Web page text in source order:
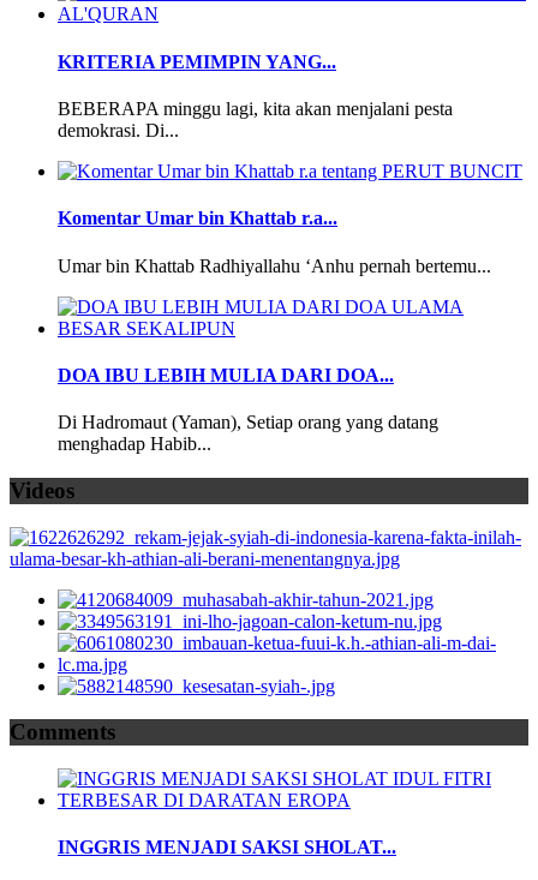
KRITERIA PEMIMPIN YANG...
BEBERAPA minggu lagi, kita akan menjalani pesta
demokrasi. Di...
Komentar Umar bin Khattab r.a...
Umar bin Khattab Radhiyallahu ‘Anhu pernah bertemu...
DOA IBU LEBIH MULIA DARI DOA...
Di Hadromaut (Yaman), Setiap orang yang datang
menghadap Habib...
Videos
Comments
INGGRIS MENJADI SAKSI SHOLAT...